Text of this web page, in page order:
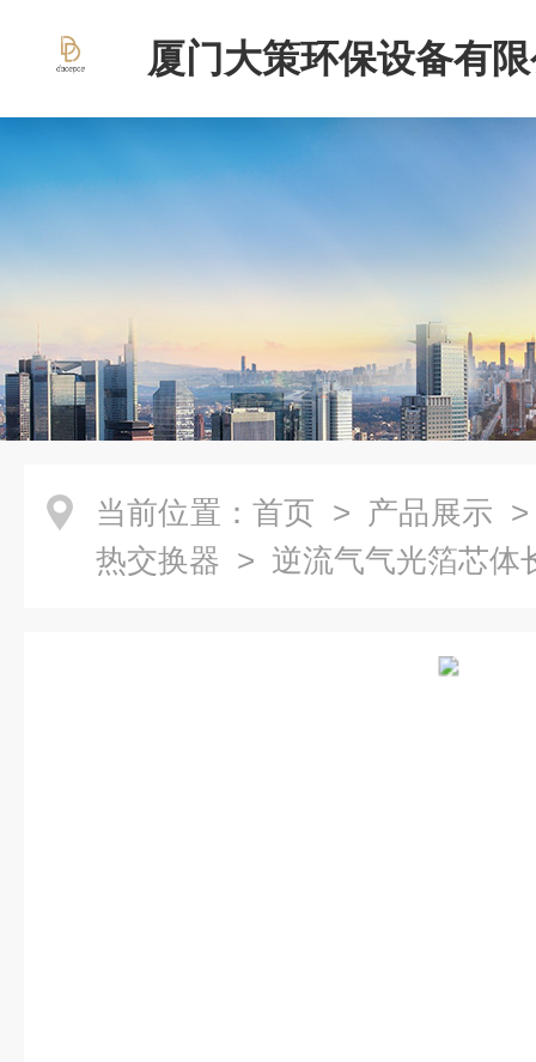
厦门大策环保设备有
当前位置： 首页 > 产品展示
热交换器 > 逆流气气光箔芯体